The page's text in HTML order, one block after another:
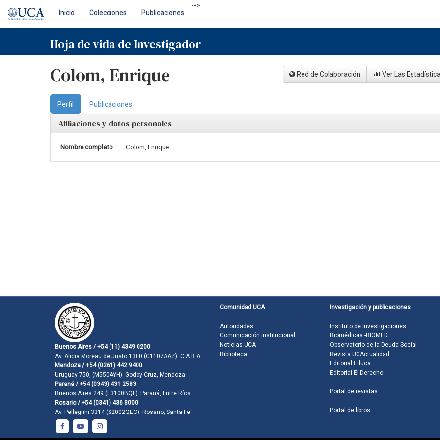
navigation
Inicio Colecciones Publicaciones
-->
Hoja de vida de Investigador
Colom, Enrique Red de Colaboración Ver Las
Perfil Publicaciones
Afiliaciones y datos personales
Nombre completo Colom, Enrique
Buenos Aires / +54 (11) 4349 0200
Av. Alicia Moreau de Justo 1300 (C1107AAZ). C.A.B.A.
Mendoza / +54 (0261) 442 9400
Uruguay 750, (M550AYH). Godoy Cruz, Mendoza
Paraná / +54 (0343) 431 2583
Buenos Aires 249 (E3100BQF). Paraná, Entre Ríos
Rosario / +54 (0341) 436 8000
Av. Pellegrini 3314 (S2002QEO). Rosario, Santa Fe
Comunidad UCA
Autoridades
Comunicación institucional
Noticias UCA
Biblioteca
Investigación y publicaciones
Instituto de Investigaciones
Biomédicas -BIOMED
Observatorio de la Deuda Social
Revista UCActualidad
Editorial Educa
Editorial El Derecho
Portal de revistas
Portal de libros